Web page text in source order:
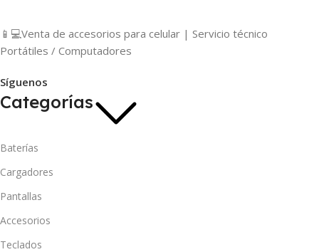
📱💻Venta de accesorios para celular | Servicio técnico
Portátiles / Computadores
Síguenos
Categorías
Baterías
Cargadores
Pantallas
Accesorios
Teclados